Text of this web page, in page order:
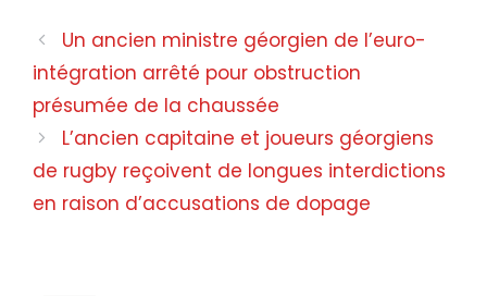
Un ancien ministre géorgien de l’euro-
intégration arrêté pour obstruction
présumée de la chaussée
L’ancien capitaine et joueurs géorgiens
de rugby reçoivent de longues interdictions
en raison d’accusations de dopage